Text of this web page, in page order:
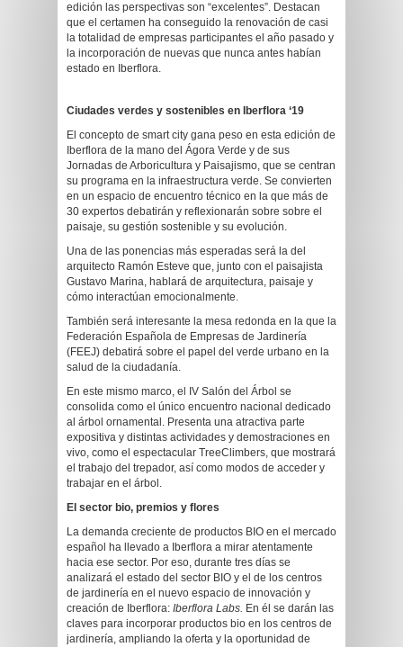
edición las perspectivas son “excelentes”. Destacan
que el certamen ha conseguido la renovación de casi
la totalidad de empresas participantes el año pasado y
la incorporación de nuevas que nunca antes habían
estado en Iberflora.
Ciudades verdes y sostenibles en Iberflora ‘19
El concepto de smart city gana peso en esta edición de
Iberflora de la mano del Ágora Verde y de sus
Jornadas de Arboricultura y Paisajismo, que se centran
su programa en la infraestructura verde. Se convierten
en un espacio de encuentro técnico en la que más de
30 expertos debatirán y reflexionarán sobre sobre el
paisaje, su gestión sostenible y su evolución.
Una de las ponencias más esperadas será la del
arquitecto Ramón Esteve que, junto con el paisajista
Gustavo Marina, hablará de arquitectura, paisaje y
cómo interactúan emocionalmente.
También será interesante la mesa redonda en la que la
Federación Española de Empresas de Jardinería
(FEEJ) debatirá sobre el papel del verde urbano en la
salud de la ciudadanía.
En este mismo marco, el IV Salón del Árbol se
consolida como el único encuentro nacional dedicado
al árbol ornamental. Presenta una atractiva parte
expositiva y distintas actividades y demostraciones en
vivo, como el espectacular TreeClimbers, que mostrará
el trabajo del trepador, así como modos de acceder y
trabajar en el árbol.
El sector bio, premios y flores
La demanda creciente de productos BIO en el mercado
español ha llevado a Iberflora a mirar atentamente
hacia ese sector. Por eso, durante tres días se
analizará el estado del sector BIO y el de los centros
de jardinería en el nuevo espacio de innovación y
creación de Iberflora: Iberflora Labs. En él se darán las
claves para incorporar productos bio en los centros de
jardinería, ampliando la oferta y la oportunidad de